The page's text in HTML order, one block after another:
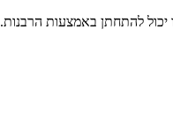
יכול להתחתן באמצעות הרבנות.